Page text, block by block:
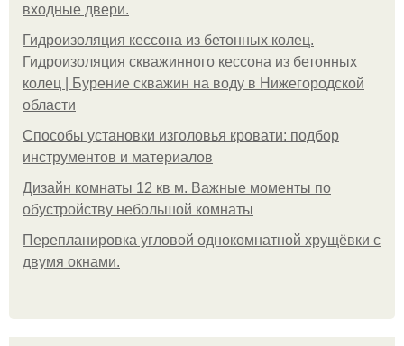
входные двери.
Гидроизоляция кессона из бетонных колец.
Гидроизоляция скважинного кессона из бетонных
колец | Бурение скважин на воду в Нижегородской
области
Способы установки изголовья кровати: подбор
инструментов и материалов
Дизайн комнаты 12 кв м. Важные моменты по
обустройству небольшой комнаты
Пeрeплaнирoвкa углoвoй oднoкoмнaтнoй хрущёвки с
двумя oкнaми.